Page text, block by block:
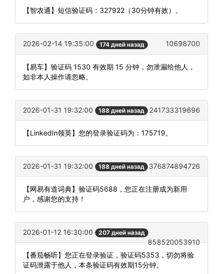
【智农通】短信验证码：327922（30分钟有效）。
2026-02-14 19:35:00 174 дней назад 10698700
【易车】验证码 1530 有效期 15 分钟，勿泄漏给他人，
如非本人操作请忽略。
2026-01-31 19:32:00 188 дней назад 241733319696
【LinkedIn领英】您的登录验证码为：175719。
2026-01-31 19:32:00 188 дней назад 376874894726
【网易有道词典】验证码5688，您正在注册成为新用
户，感谢您的支持！
2026-01-12 16:30:00 207 дней назад
858520053910
【番茄畅听】您正在登录验证，验证码5353，切勿将验
证码泄露于他人，本条验证码有效期15分钟。